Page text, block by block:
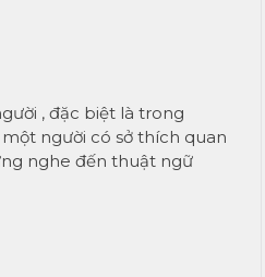
, đặc biệt là trong
người có sở thích quan
nghe đến thuật ngữ